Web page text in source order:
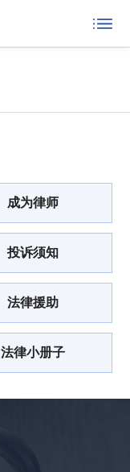
成为律师
投诉须知
法律援助
法律小册子